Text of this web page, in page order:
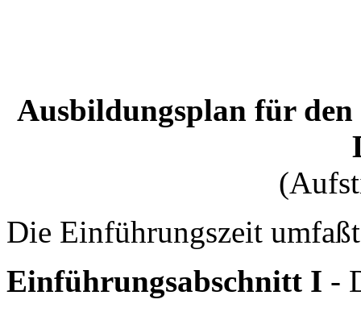
Ausbildungsplan für den
Die Einführungszeit
Einführungsabschnitt I -